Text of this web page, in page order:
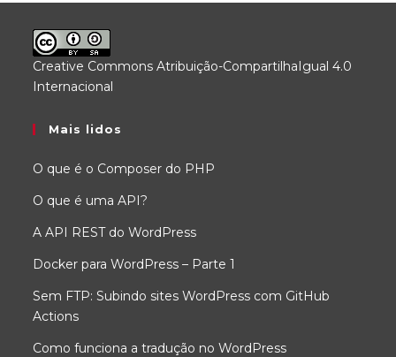
Creative Commons Atribuição-CompartilhaIgual 4.0
Internacional
Mais lidos
O que é o Composer do PHP
O que é uma API?
A API REST do WordPress
Docker para WordPress – Parte 1
Sem FTP: Subindo sites WordPress com GitHub
Actions
Como funciona a tradução no WordPress